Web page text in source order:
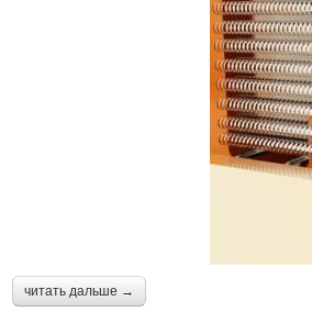
читать дальше →